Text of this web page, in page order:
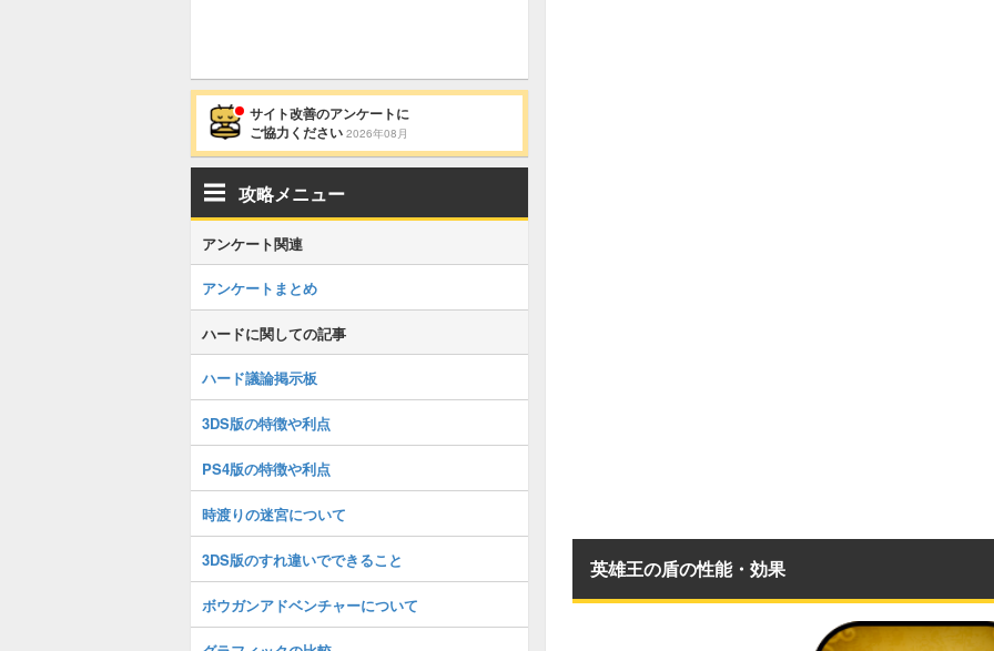
英雄王の盾の性能・効果
サイト改善のアンケートに
ご協力ください 2026年08月
攻略メニュー
アンケート関連
アンケートまとめ
ハードに関しての記事
ハード議論掲示板
3DS版の特徴や利点
PS4版の特徴や利点
時渡りの迷宮について
3DS版のすれ違いでできること
ボウガンアドベンチャーについて